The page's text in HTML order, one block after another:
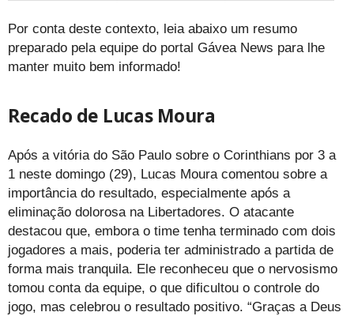
Por conta deste contexto, leia abaixo um resumo
preparado pela equipe do portal Gávea News para lhe
manter muito bem informado!
Recado de Lucas Moura
Após a vitória do São Paulo sobre o Corinthians por 3 a
1 neste domingo (29), Lucas Moura comentou sobre a
importância do resultado, especialmente após a
eliminação dolorosa na Libertadores. O atacante
destacou que, embora o time tenha terminado com dois
jogadores a mais, poderia ter administrado a partida de
forma mais tranquila. Ele reconheceu que o nervosismo
tomou conta da equipe, o que dificultou o controle do
jogo, mas celebrou o resultado positivo. “Graças a Deus